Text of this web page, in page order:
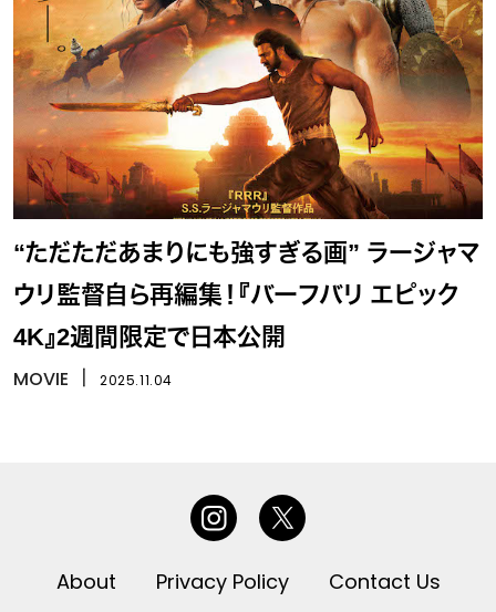
“ただただあまりにも強すぎる画” ラージャマ
ウリ監督自ら再編集！『バーフバリ エピック
4K』2週間限定で日本公開
MOVIE 2025.11.04
About Privacy Policy Contact Us